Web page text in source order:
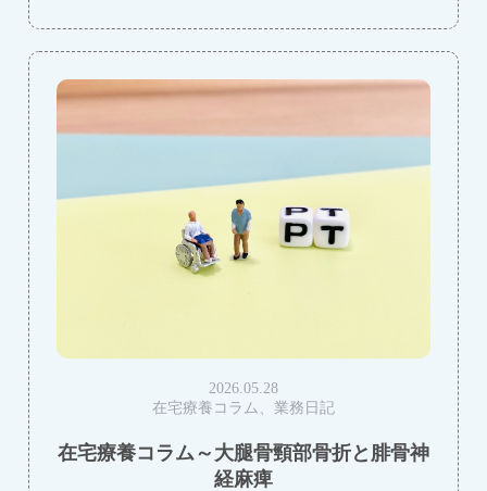
2026.05.28
在宅療養コラム、業務日記
在宅療養コラム～大腿骨頸部骨折と腓骨神
経麻痺